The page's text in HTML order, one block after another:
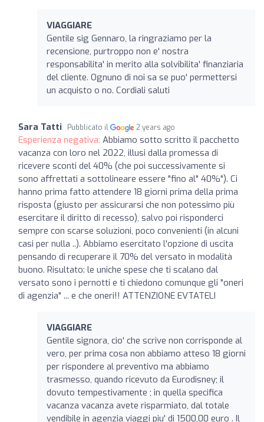
VIAGGIARE
Gentile sig Gennaro, la ringraziamo per la
recensione, purtroppo non e' nostra
responsabilita' in merito alla solvibilita' finanziaria
del cliente. Ognuno di noi sa se puo' permettersi
un acquisto o no. Cordiali saluti
Sara Tatti Pubblicato il 2 years ago
Esperienza negativa: Abbiamo sotto scritto il pacchetto
vacanza con loro nel 2022, illusi dalla promessa di
ricevere sconti del 40% (che poi successivamente si
sono affrettati a sottolineare essere "fino al" 40%"). Ci
hanno prima fatto attendere 18 giorni prima della prima
risposta (giusto per assicurarsi che non potessimo più
esercitare il diritto di recesso), salvo poi risponderci
sempre con scarse soluzioni, poco convenienti (in alcuni
casi per nulla ..). Abbiamo esercitato l'opzione di uscita
pensando di recuperare il 70% del versato in modalità
buono. Risultato: le uniche spese che ti scalano dal
versato sono i pernotti e ti chiedono comunque gli "oneri
di agenzia" ... e che oneri!! ATTENZIONE EVTATELI
VIAGGIARE
Gentile signora, cio' che scrive non corrisponde al
vero, per prima cosa non abbiamo atteso 18 giorni
per rispondere al preventivo ma abbiamo
trasmesso, quando ricevuto da Eurodisney; il
dovuto tempestivamente ; in quella specifica
vacanza vacanza avete risparmiato, dal totale
vendibile in agenzia viaggi piu' di 1500,00 euro . Il